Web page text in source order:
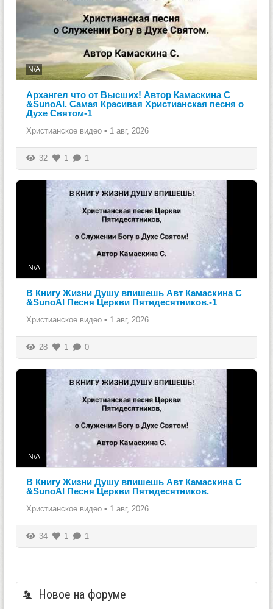
N/A
Архангел что от Высших! Автор Камаскина С
&SunoAI. Самая Красивая Христианская песня о
Духе Святом-1
Христианское видео • 1 авг, 2026
32 1 1
N/A
В Книгу Жизни Душу впишешь Авт Камаскина С
&SunoAI Песня Церкви Пятидесятников.-1
Христианское видео • 1 авг, 2026
28 1 0
N/A
В Книгу Жизни Душу впишешь Авт Камаскина С
&SunoAI Песня Церкви Пятидесятников.
Христианское видео • 1 авг, 2026
34 1 1
Новое на форуме